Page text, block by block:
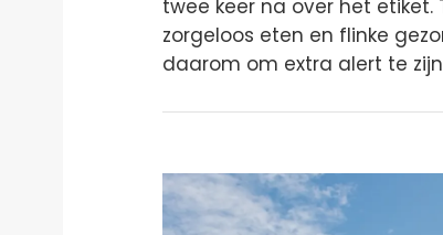
twee keer na over het
zorgeloos eten en flinke
daarom om extra alert te